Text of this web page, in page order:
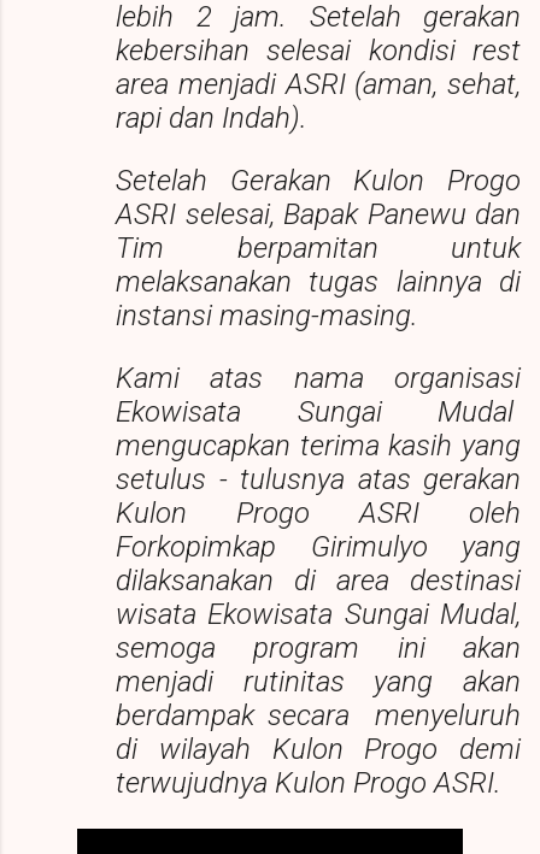
lebih 2 jam. Setelah gerakan
kebersihan selesai kondisi rest
area menjadi ASRI (aman, sehat,
rapi dan Indah).
Setelah Gerakan Kulon Progo
ASRI selesai, Bapak Panewu dan
Tim berpamitan untuk
melaksanakan tugas lainnya di
instansi masing-masing.
Kami atas nama organisasi
Ekowisata Sungai Mudal
mengucapkan terima kasih yang
setulus - tulusnya atas gerakan
Kulon Progo ASRI oleh
Forkopimkap Girimulyo yang
dilaksanakan di area destinasi
wisata Ekowisata Sungai Mudal,
semoga program ini akan
menjadi rutinitas yang akan
berdampak secara menyeluruh
di wilayah Kulon Progo demi
terwujudnya Kulon Progo ASRI.